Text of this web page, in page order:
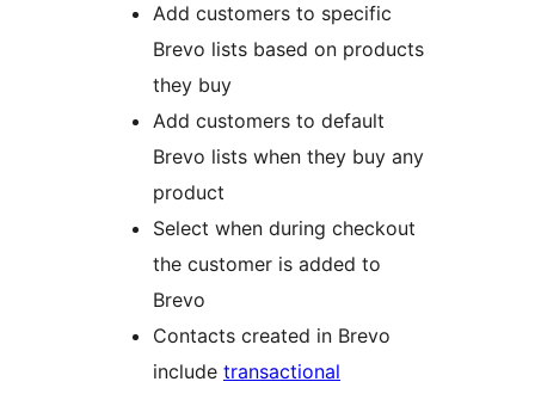
Add customers to specific
Brevo lists based on products
they buy
Add customers to default
Brevo lists when they buy any
product
Select when during checkout
the customer is added to
Brevo
Contacts created in Brevo
include transactional